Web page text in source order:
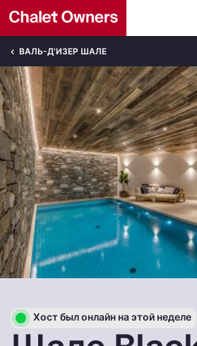
ВАЛЬ-Д'ИЗЕР ШАЛЕ
Хост был онлайн на этой неделе